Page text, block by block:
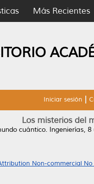
Más Recientes
Iniciar sesión
Los misterios del
cuántico. Ingenierías, 8
Non-commercial No